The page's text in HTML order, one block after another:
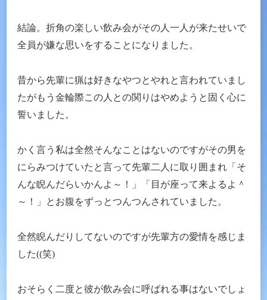
結論。折角の楽しい飲み会がその人一人が来たせいで
全員が嫌な思いをすることになりました。
昔から先輩に猟は好きなやつとやれと言われていまし
たがもう金輪際この人との関りはやめようと固く心に
誓いました。
かく言う私は全然そんなことはないのですがその男を
にらみつけていたと言って先輩二人に取り囲まれ「そ
んな睨んだらいかんよ～！」「目が座って来よるよ＾
～！」とお腹をずっとつんつんされていました。
全然睨んだりしてないのですが先輩方の愛情を感じま
した((笑)
おそらく二度と彼が飲み会に呼ばれる事はないでしょ